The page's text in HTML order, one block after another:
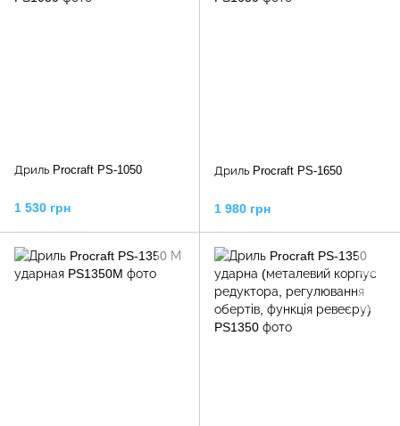
Дриль Procraft PS-1050
1 530 грн
Дриль Procraft PS-1650
1 980 грн